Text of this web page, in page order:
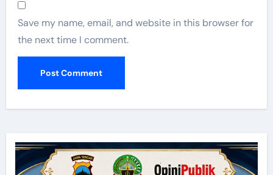
Save my name, email, and website in this browser for
the next time I comment.